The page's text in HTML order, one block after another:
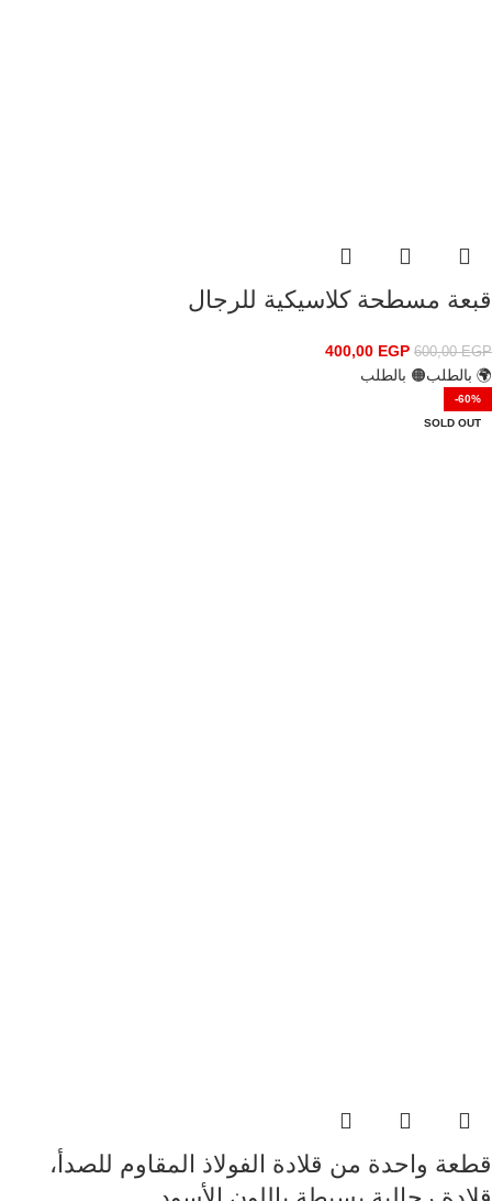
قبعة مسطحة كلاسيكية للرجال
600,00EGP
400,00 EGP
🌍 بالطلب🟠 بالطلب
-60%
SOLD OUT
قطعة واحدة من قلادة الفولاذ المقاوم للصدأ،